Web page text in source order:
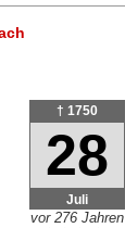
† 1750
28
Juli
vor 276 Jahren